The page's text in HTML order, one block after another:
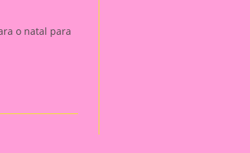
o natal para